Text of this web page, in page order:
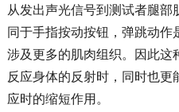
从发出声光信号到测试者腿
同于手指按动按钮，弹跳动
涉及更多的肌肉组织。因此
反应身体的反射时，同时也
应时的缩短作用。